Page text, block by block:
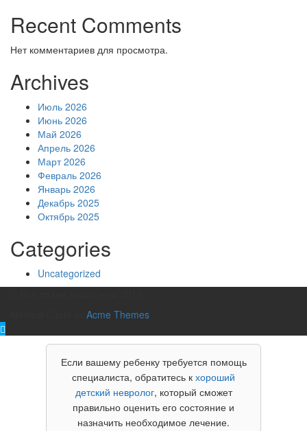
Recent Comments
Нет комментариев для просмотра.
Archives
Июль 2026
Июнь 2026
Май 2026
Апрель 2026
Март 2026
Февраль 2026
Январь 2026
Декабрь 2025
Октябрь 2025
Categories
Uncategorized
Acme Themes
Если вашему ребенку требуется помощь
специалиста, обратитесь к хороший
детский невролог, который сможет
правильно оценить его состояние и
назначить необходимое лечение.